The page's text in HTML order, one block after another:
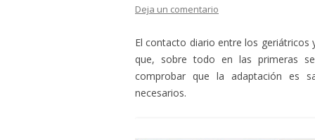
Deja un comentario
El contacto diario entre los geriátricos
que, sobre todo en las primeras
comprobar que la adaptación es
necesarios.